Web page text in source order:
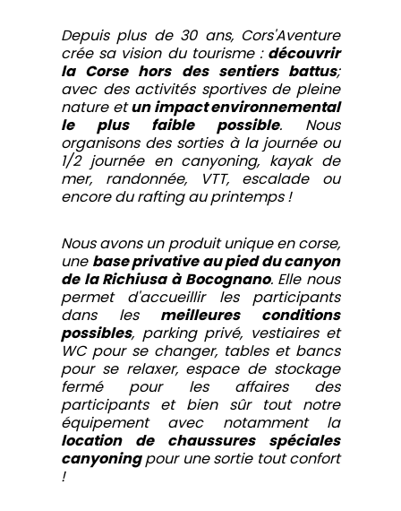
Depuis plus de 30 ans, Cors'Aventure
crée sa vision du tourisme : découvrir
la Corse hors des sentiers battus;
avec des activités sportives de pleine
nature etun impact environnemental
le plus faible possible. Nous
organisons des sorties à la journée ou
1/2 journée en canyoning, kayak de
mer, randonnée, VTT, escalade ou
encore du rafting au printemps !
Nous avons un produit unique en corse,
une base privative au pied du canyon
de la Richiusa à Bocognano. Elle nous
permet d'accueillir les participants
dans les meilleures conditions
possibles, parking privé, vestiaires et
WC pour se changer, tables et bancs
pour se relaxer, espace de stockage
fermé pour les affaires des
participants et bien sûr tout notre
équipement avec notamment la
location de chaussures spéciales
canyoningpour une sortie tout confort
!